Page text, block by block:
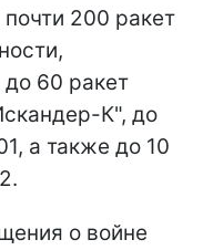
200 ракет
60 ракет
К", до
а также до 10
о войне